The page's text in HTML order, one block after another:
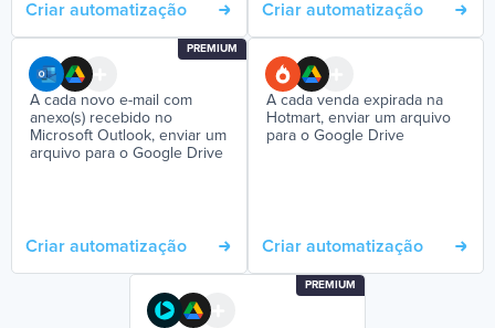
Criar automatização Criar automatização
PREMIUM
A cada novo e-mail com
anexo(s) recebido no
Microsoft Outlook, enviar um
arquivo para o Google Drive
Criar automatização
A cada venda expirada na
Hotmart, enviar um arquivo
para o Google Drive
Criar automatização
PREMIUM